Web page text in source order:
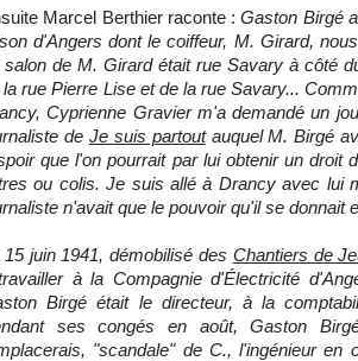
Marcel Berthier raconte :Gaston Birgé
d'Angers dont le coiffeur, M. Girard,
salon de M. Girard était rue Savary à côté
la rue Pierre Lise et de la rue Savary...
Cyprienne Gravier m'a demandé un
de Je suis partoutauquel M. Birgé
que l'on pourrait par lui obtenir un droit
ou colis. Je suis allé à Drancy avec lui
n'avait que le pouvoir qu'il se donnait
15 juin 1941, démobilisé des Chantiers de
à la Compagnie d'Électricité
Birgé était le directeur, à la
ses congés en août, Gaston
"scandale" de C., l'ingénieur en